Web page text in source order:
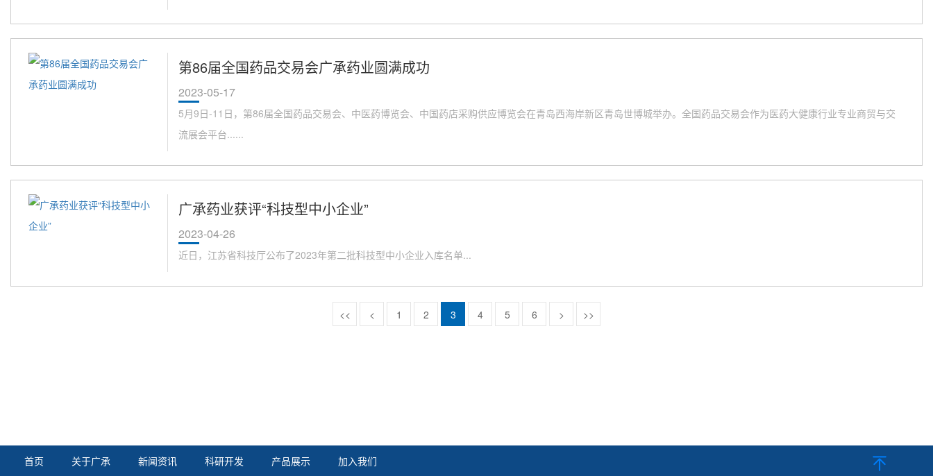
第86届全国药品交易会广承药业圆满成功
2023-05-17
5月9日-11日，第86届全国药品交易会、中医药博览会、中国药店采购供应博览会在青岛西海岸新区青岛世博城举办。全国药品交易会作为医药大健康行业专业商贸与交
流展会平台......
广承药业获评“科技型中小企业”
2023-04-26
近日，江苏省科技厅公布了2023年第二批科技型中小企业入库名单...
<< < 1 2 3 4 5 6 > >>
首页 关于广承 新闻资讯 科研开发 产品展示 加入我们